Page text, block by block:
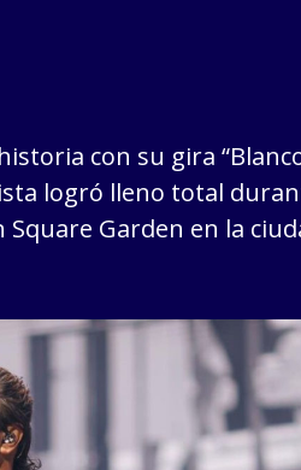
con su gira
logró lleno total
Garden en la